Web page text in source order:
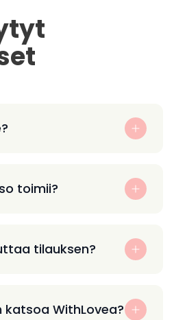
toimii?
tilauksen?
katsoa WithLovea?